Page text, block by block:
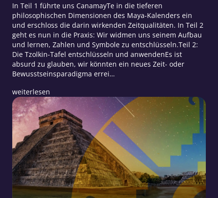
In Teil 1 führte uns CanamayTe in die tieferen
philosophischen Dimensionen des Maya-Kalenders ein
und erschloss die darin wirkenden Zeitqualitäten. In Teil 2
geht es nun in die Praxis: Wir widmen uns seinem Aufbau
und lernen, Zahlen und Symbole zu entschlüsseln.Teil 2:
Die Tzolkin-Tafel entschlüsseln und anwendenEs ist
absurd zu glauben, wir könnten ein neues Zeit- oder
Bewusstseinsparadigma errei…
weiterlesen